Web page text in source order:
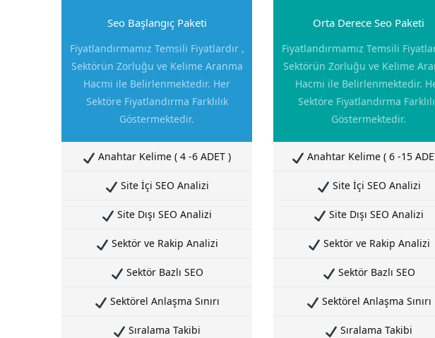
Seo Başlangıç Paketi
Fiyatlandırmamız Temsili Fiyatlardır ,
Sektörün Zorluğu ve Kelime Aranma
Hacmi ile Belirlenmektedir. Her
Sektöre Fiyatlandırma Farklılık
Göstermektedir.
Anahtar Kelime ( 4 -6 ADET )
Site İçi SEO Analizi
Site Dışı SEO Analizi
Sektör ve Rakip Analizi
Sektör Bazlı SEO
Sektörel Anlaşma Sınırı
Sıralama Takibi
Orta Derece Seo Paketi
Fiyatlandırmamız Temsili
Sektörün Zorluğu ve Kelime
Hacmi ile Belirlenmektedir.
Sektöre Fiyatlandırma
Göstermektedir.
Anahtar Kelime ( 6 -15
Site İçi SEO Analizi
Site Dışı SEO Analizi
Sektör ve Rakip Analizi
Sektör Bazlı SEO
Sektörel Anlaşma Sınırı
Sıralama Takibi